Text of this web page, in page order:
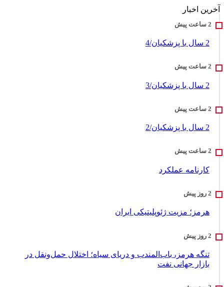
آخرین اخبار
2 سال با پزشکیان/4
2 سال با پزشکیان/3
2 سال با پزشکیان/2
کارنامه عملکرد
هرمز؛ مزیت ژئوپلیتیکی ایران
تنگه هرمز، باب‌المندب و دریای سیاه؛ اختلال حمل‌ونقل در
بازار جهانی نفت